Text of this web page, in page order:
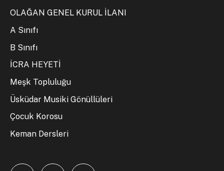
OLAĞAN GENEL KURUL İLANI
A Sınıfı
B Sınıfı
İCRA HEYETİ
Meşk Topluluğu
Üsküdar Musiki Gönüllüleri
Çocuk Korosu
Keman Dersleri